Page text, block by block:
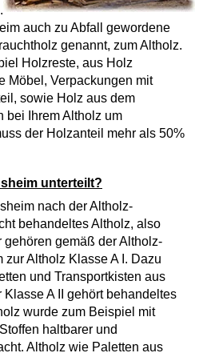
auch zu Abfall gewordene
genannt, zum Altholz.
Holzreste, aus Holz
Möbel, Verpackungen mit
sowie Holz aus dem
bei Ihrem Altholz um
der Holzanteil mehr als 50%
unterteilt?
nach der Altholz-
behandeltes Altholz, also
gemäß der Altholz-
Altholz Klasse A I. Dazu
und Transportkisten aus
A II gehört behandeltes
wurde zum Beispiel mit
haltbarer und
Altholz wie Paletten aus